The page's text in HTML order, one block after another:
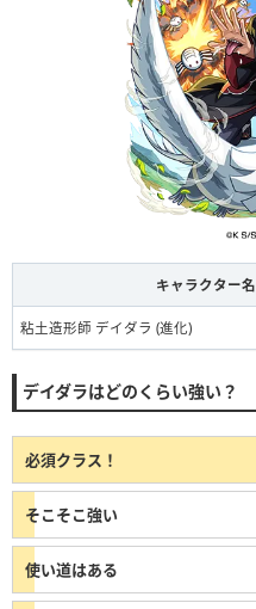
キャラクター名
粘土造形師 デイダラ (進化)
デイダラはどのくらい強い？
必須クラス！
そこそこ強い
使い道はある